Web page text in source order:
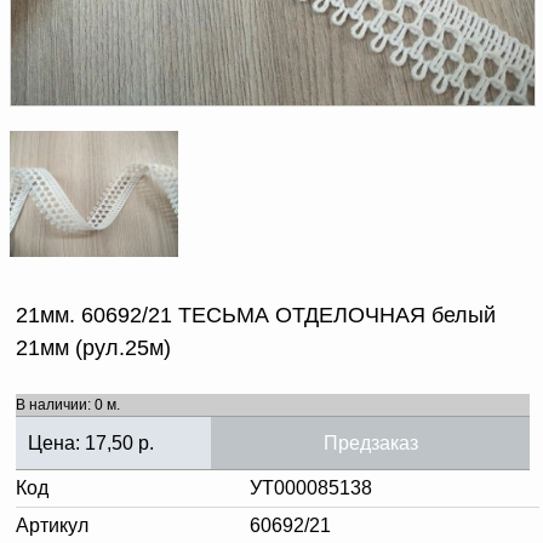
Доверенность на
получение груза
Документы по работе с
персональными данными
Письмо руководителю
Вопросы и ответы
21мм. 60692/21 ТЕСЬМА ОТДЕЛОЧНАЯ белый
21мм (рул.25м)
В наличии: 0 м.
Цена: 17,50 р. Предзаказ
Код
УТ000085138
Артикул
60692/21